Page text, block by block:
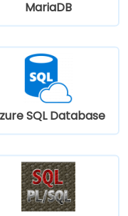
MariaDB
SQL Database